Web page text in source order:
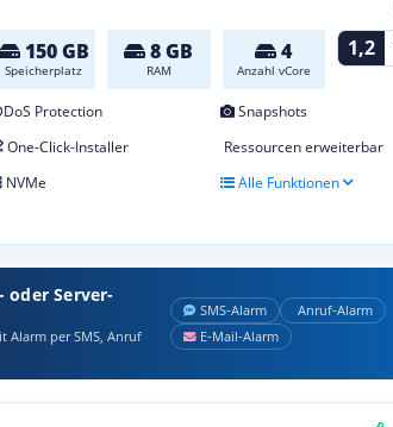
150 GB
Speicherplatz
8 GB
RAM
4
Anzahl vCore
1,2
Protection
Snapshots
One-Click-Installer
Ressourcen erweiterbar
NVMe
Alle Funktionen
oder Server-
Alarm per SMS, Anruf
SMS‑Alarm
Anruf‑Alarm
E‑Mail‑Alarm